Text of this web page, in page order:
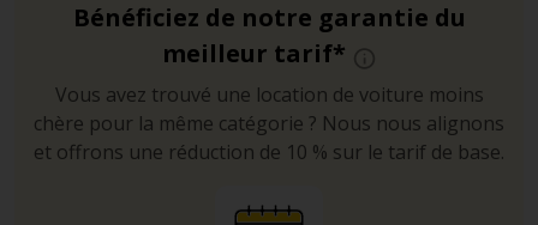
Bénéficiez de notre garantie du
meilleur tarif*
Vous avez trouvé une location de voiture moins
chère pour la même catégorie ? Nous nous alignons
et offrons une réduction de 10 % sur le tarif de base.